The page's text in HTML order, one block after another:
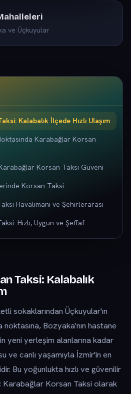
ve Üçkuyular
Kalabalık İlçede Hızlı Ulaşım
Karabağlar Korsan
Korsan Taksi Güveni
Korsan Taksi
Havalimanı ve Şehirlerarası
Hızlı, Uygun ve Şeffaf
Taksi: Kalabalık
sokaklarından Üçkuyular'ın
Bozyaka'nın hastane
yeni yerleşim alanlarına kadar
ve canlı yaşamıyla İzmir'in en
Bu yoğunlukta hızlı ve güvenilir
Karabağlar Korsan Taksi olarak